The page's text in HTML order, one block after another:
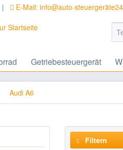
| E-Mail: info@auto-
Getriebesteuergerät
Audi A6
Filtern